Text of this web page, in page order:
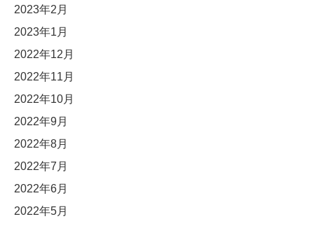
2023年2月
2023年1月
2022年12月
2022年11月
2022年10月
2022年9月
2022年8月
2022年7月
2022年6月
2022年5月